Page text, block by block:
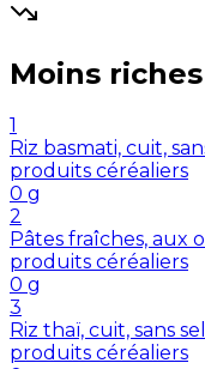
Moins
1
Riz basmati, cuit,
produits céréaliers
0 g
2
Pâtes fraîches, aux
produits céréaliers
0 g
3
Riz thaï, cuit, sans
produits céréaliers